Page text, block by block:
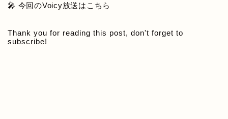
🎤 今回のVoicy放送はこちら
Thank you for reading this post, don't forget to
subscribe!